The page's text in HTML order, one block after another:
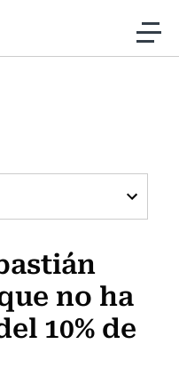
contenido
no ha
10% de